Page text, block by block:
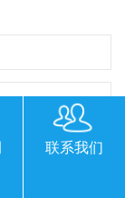
联系我们